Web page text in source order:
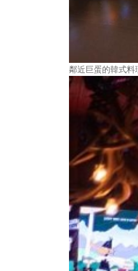
鄰近巨蛋的韓式料